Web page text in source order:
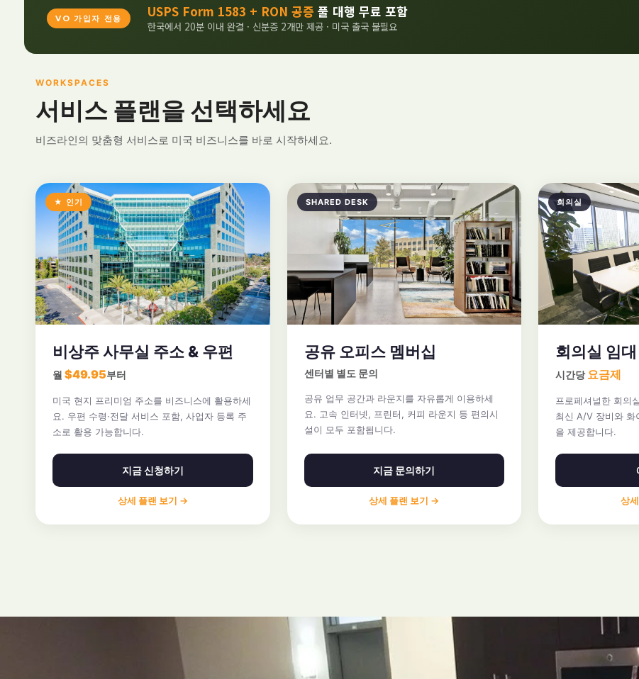
VO 가입자 전용 USPS Form 1583 + RON 공증 풀 대행 무료 포함
한국에서 20분 이내 완결 · 신분증 2개만 제공 · 미국 출국 불필요
WORKSPACES
서비스 플랜을 선택하세요
비즈라인의 맞춤형 서비스로 미국 비즈니스를 바로 시작하세요.
★ 인기
비상주 사무실 주소 & 우편
월 $49.95부터
미국 현지 프리미엄 주소를 비즈니스에 활용하세
요. 우편 수령·전달 서비스 포함, 사업자 등록 주
소로 활용 가능합니다.
지금 신청하기
상세 플랜 보기 →
SHARED DESK
공유 오피스 멤버십
센터별 별도 문의
공유 업무 공간과 라운지를 자유롭게 이용하세
요. 고속 인터넷, 프린터, 커피 라운지 등 편의시
설이 모두 포함됩니다.
지금 문의하기
상세 플랜 보기 →
회의실
회의실 임대
시간당요금제
프로페셔널한 회의
최신 A/V 장비와 화
을 제공합니다.
상